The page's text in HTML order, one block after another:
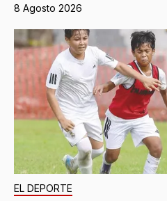
8 Agosto 2026
EL DEPORTE